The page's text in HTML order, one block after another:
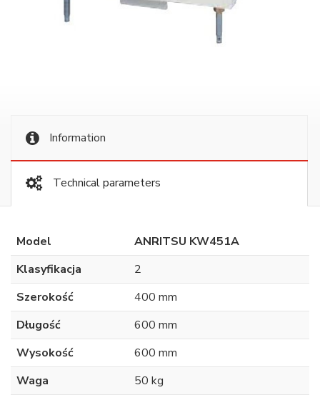
Information
Technical parameters
Model
ANRITSU KW451A
Klasyfikacja
2
Szerokość
400 mm
Długość
600 mm
Wysokość
600 mm
Waga
50 kg